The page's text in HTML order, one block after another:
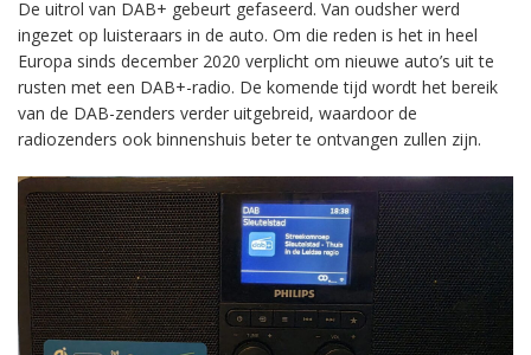
De uitrol van DAB+ gebeurt gefaseerd. Van oudsher werd
ingezet op luisteraars in de auto. Om die reden is het in heel
Europa sinds december 2020 verplicht om nieuwe auto’s uit te
rusten met een DAB+-radio. De komende tijd wordt het bereik
van de DAB-zenders verder uitgebreid, waardoor de
radiozenders ook binnenshuis beter te ontvangen zullen zijn.